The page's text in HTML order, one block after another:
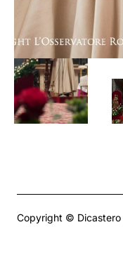
Copyright © Dicastero